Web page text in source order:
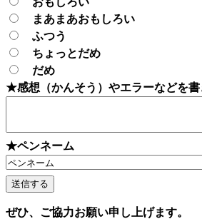
まあまあおもしろい
ふつう
ちょっとだめ
だめ
★感想（かんそう）やエラーなどを書
★ペンネーム
ぜひ、ご協力お願い申し上げます。